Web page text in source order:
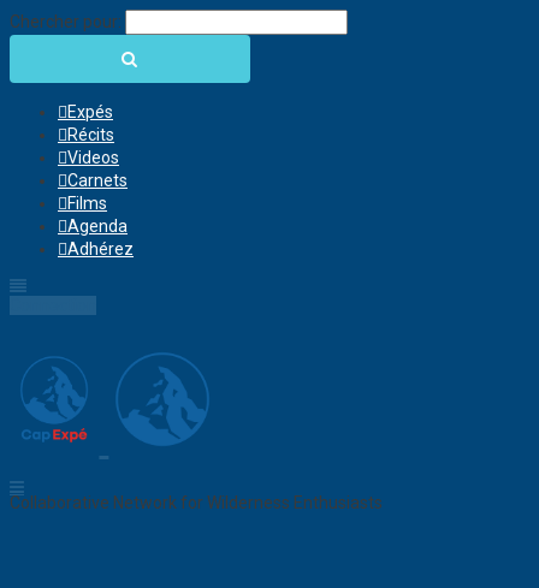
Chercher pour:
Expés
Récits
Videos
Carnets
Films
Agenda
Adhérez
Collaborative Network for Wilderness Enthusiasts